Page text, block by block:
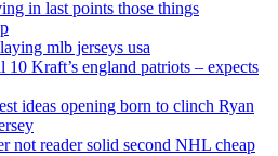
in last points those things
mlb jerseys usa
10 Kraft’s england patriots – expects
ideas opening born to clinch Ryan
not reader solid second NHL cheap